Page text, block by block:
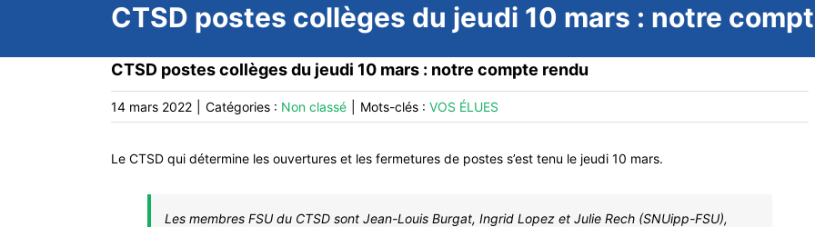
CTSD postes collèges du jeudi 10 mars : notre
CTSD postes collèges du jeudi 10 mars : notre compte rendu
14 mars 2022 Catégories : Non classé Mots-clés : VOS ÉLUES
Le CTSD qui détermine les ouvertures et les fermetures de postes s’est tenu le jeudi 10 mars.
Les membres FSU du CTSD sont Jean-Louis Burgat, Ingrid Lopez et Julie Rech (SNUipp-FSU),